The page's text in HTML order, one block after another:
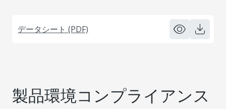
データシート (PDF)
製品環境コンプライアンス